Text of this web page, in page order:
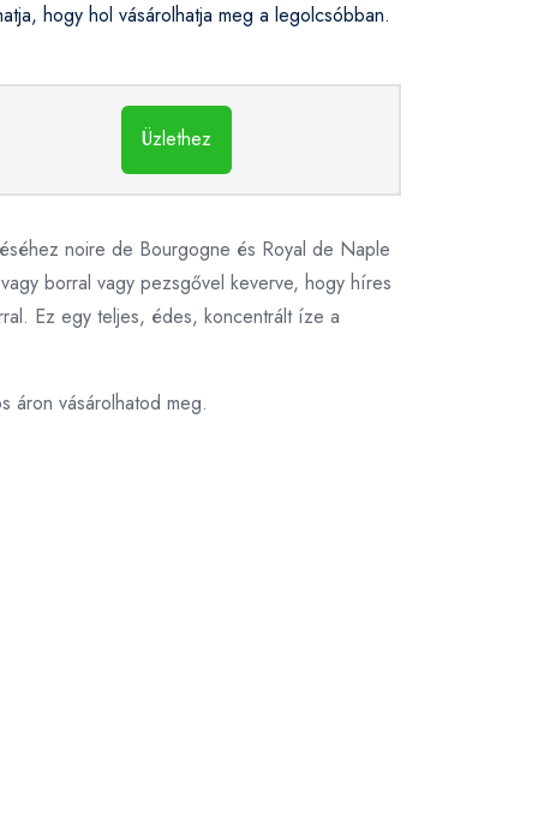
hogy hol vásárolhatja meg a legolcsóbban.
Üzlethez
noire de Bourgogne és Royal de Naple
borral vagy pezsgővel keverve, hogy híres
Ez egy teljes, édes, koncentrált íze a
áron vásárolhatod meg.